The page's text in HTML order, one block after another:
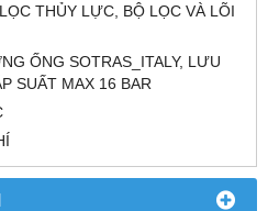
THỦY LỰC, BỘ LỌC VÀ LÕI
ỐNG SOTRAS_ITALY, LƯU
SUẤT MAX 16 BAR